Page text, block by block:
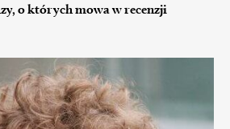
o których mowa w recenzji